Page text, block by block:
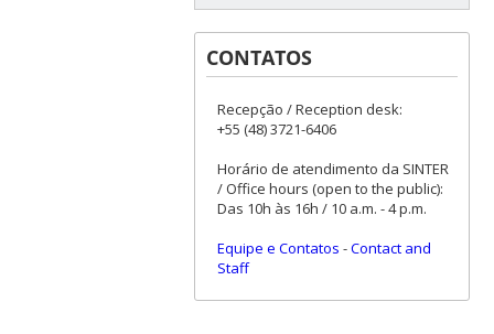
CONTATOS
Recepção / Reception desk:
+55 (48) 3721-6406
Horário de atendimento da SINTER
/ Office hours (open to the public):
Das 10h às 16h / 10 a.m. - 4 p.m.
Equipe e Contatos -Contact and
Staff